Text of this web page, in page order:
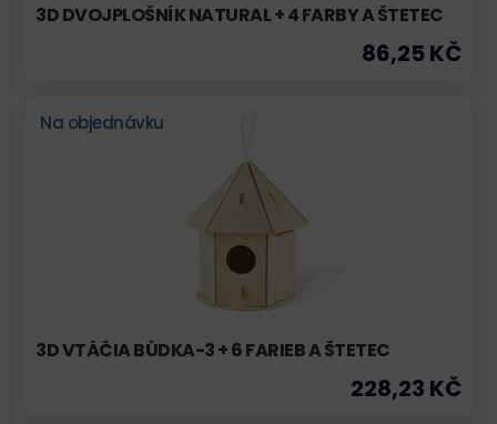
3D DVOJPLOŠNÍK NATURAL + 4 FARBY A ŠTETEC
86,25 KČ
Na objednávku
3D VTÁČIA BÚDKA-3 + 6 FARIEB A ŠTETEC
228,23 KČ